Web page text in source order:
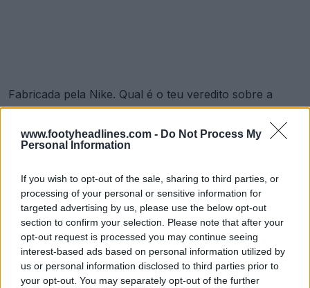
www.footyheadlines.com - Do Not Process My
Personal Information
If you wish to opt-out of the sale, sharing to third parties, or
processing of your personal or sensitive information for
targeted advertising by us, please use the below opt-out
section to confirm your selection. Please note that after your
opt-out request is processed you may continue seeing
interest-based ads based on personal information utilized by
us or personal information disclosed to third parties prior to
your opt-out. You may separately opt-out of the further
Fabricada pela Nike. Qual é o teu veredito sobre a
camisa de futebol do Chelsea 2025? Comenta abaixo.
Chelsea FIFA Club World Cup Camisas Nike
Pre-Match
Compartilhar